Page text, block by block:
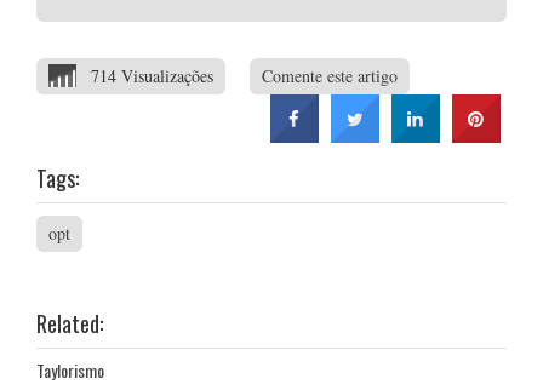
714 Visualizações Comente este artigo
Tags:
opt
Related:
Taylorismo